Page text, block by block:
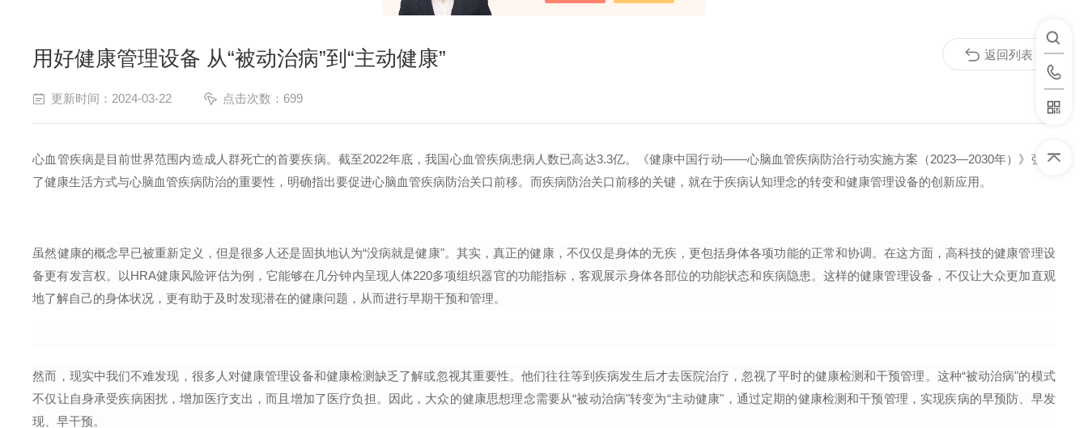
用好健康管理设备 从“被动治病”到“主动健康”
更新时间：2024-03-22 点击次数：699
心血管疾病是目前世界范围内造成人群死亡的首要疾病。截至2022年底，我国心血管疾病患病人数已高达3.3亿。《健康中国行动——心脑血管疾病防治行动实施方案（2023—2030年）》强调
了健康生活方式与心脑血管疾病防治的重要性，明确指出要促进心脑血管疾病防治关口前移。而疾病防治关口前移的关键，就在于疾病认知理念的转变和健康管理设备的创新应用。
虽然健康的概念早已被重新定义，但是很多人还是固执地认为“没病就是健康"。其实，真正的健康，不仅仅是身体的无疾，更包括身体各项功能的正常和协调。在这方面，高科技的健康管理设
备更有发言权。以HRA健康风险评估为例，它能够在几分钟内呈现人体220多项组织器官的功能指标，客观展示身体各部位的功能状态和疾病隐患。这样的健康管理设备，不仅让大众更加直观
地了解自己的身体状况，更有助于及时发现潜在的健康问题，从而进行早期干预和管理。
然而，现实中我们不难发现，很多人对健康管理设备和健康检测缺乏了解或忽视其重要性。他们往往等到疾病发生后才去医院治疗，忽视了平时的健康检测和干预管理。这种“被动治病"的模式
不仅让自身承受疾病困扰，增加医疗支出，而且增加了医疗负担。因此，大众的健康思想理念需要从“被动治病"转变为“主动健康"，通过定期的健康检测和干预管理，实现疾病的早预防、早发
现、早干预。
返回列表